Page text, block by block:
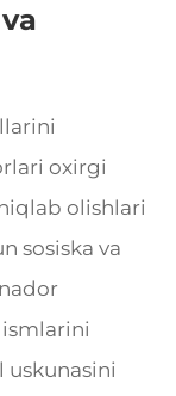
oxirgi
olishlari
sosiska va
uskunasini